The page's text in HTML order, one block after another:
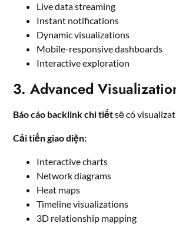
Live data streaming
Instant notifications
Dynamic visualizations
Mobile-responsive dashboards
Interactive exploration
3. Advanced
Báo cáo backlink chi tiếtsẽ có
Cải tiến giao diện:
Interactive charts
Network diagrams
Heat maps
Timeline visualizations
3D relationship mapping